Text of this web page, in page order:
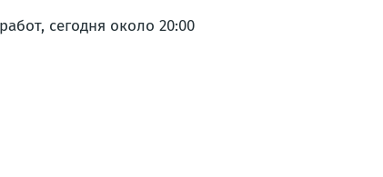
сегодня около 20:00